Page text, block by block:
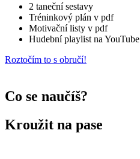
2 taneční sestavy
Tréninkový plán v pdf
Motivační listy v pdf
Hudební playlist na YouTube
Roztočím to s obručí!
Co se naučíš?
Kroužit na pase